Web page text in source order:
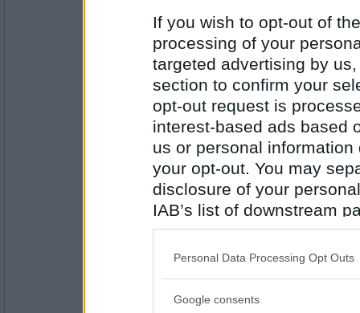
If you wish to opt-out of
processing of your
targeted advertising by
section to confirm your
opt-out request is
interest-based ads based
us or personal
your opt-out. You may
disclosure of your
IAB’s list of downstream
also be disclosed by us
Downstream Participants
Please note that this
Personal Data Processing Opt Outs
Google consents
Antal inlägg:
2064
Mormodern49
Antal inlägg:
8354
En filmstjärna men kommer inte på
Jelenas77
Antal inlägg:
Geena Davis